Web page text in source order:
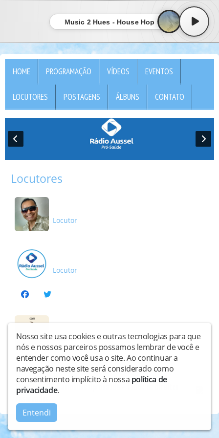
Music 2 Hues - House Hop
HOME PROGRAMAÇÃO VÍDEOS EVENTOS
LOCUTORES POSTAGENS ÁLBUNS CONTATO
Locutores
Locutor
Locutor
Locutor
Copyright © Radioausselprosaude - Todos os direitos
reservados.
Nosso site usa cookies e outras tecnologias para que
nós e nossos parceiros possamos lembrar de você e
entender como você usa o site. Ao continuar a
navegação neste site será considerado como
consentimento implícito à nossa política de
privacidade.
Entendi